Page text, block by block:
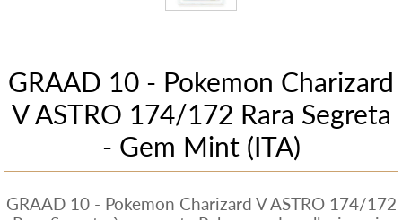
GRAAD 10 - Pokemon Charizard
V ASTRO 174/172 Rara Segreta
- Gem Mint (ITA)
GRAAD 10 - Pokemon Charizard V ASTRO 174/172